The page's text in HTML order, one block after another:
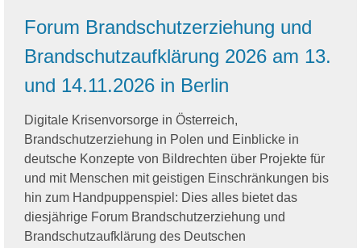
Forum Brandschutzerziehung und
Brandschutzaufklärung 2026 am 13.
und 14.11.2026 in Berlin
Digitale Krisenvorsorge in Österreich,
Brandschutzerziehung in Polen und Einblicke in
deutsche Konzepte von Bildrechten über Projekte für
und mit Menschen mit geistigen Einschränkungen bis
hin zum Handpuppenspiel: Dies alles bietet das
diesjährige Forum Brandschutzerziehung und
Brandschutzaufklärung des Deutschen